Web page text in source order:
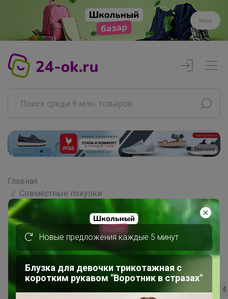
Жми
Реклама
Главная
Совместные покупки
АРХИВ СП
"Сыры, сливки по сказочной цене!"
Холодильник
4
Новые предложения каждые 5 минут
Блузка для девочки трикотажная с
коротким рукавом "Воротник в стразах"